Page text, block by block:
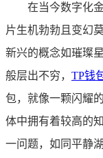
在当今数字化
片生机勃勃且变幻
新兴的概念如璀璨
般层出不穷， TP钱
包，就像一颗闪耀
体中拥有着较高的
一问题，如同平静